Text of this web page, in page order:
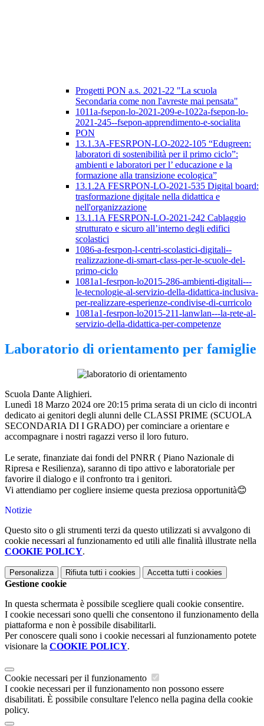
Progetti PON a.s. 2021-22 "La scuola
Secondaria come non l'avreste mai pensata"
1011a-fsepon-lo-2021-209-e-1022a-fsepon-lo-
2021-245--fsepon-apprendimento-e-socialita
PON
13.1.3A-FESRPON-LO-2022-105 “Edugreen:
laboratori di sostenibilità per il primo ciclo”:
ambienti e laboratori per l’ educazione e la
formazione alla transizione ecologica”
13.1.2A FESRPON-LO-2021-535 Digital board:
trasformazione digitale nella didattica e
nell'organizzazione
13.1.1A FESRPON-LO-2021-242 Cablaggio
strutturato e sicuro all’interno degli edifici
scolastici
1086-a-fesrpon-l-centri-scolastici-digitali--
realizzazione-di-smart-class-per-le-scuole-del-
primo-ciclo
1081a1-fesrpon-lo2015-286-ambienti-digitali---
le-tecnologie-al-servizio-della-didattica-inclusiva-
per-realizzare-esperienze-condivise-di-curricolo
1081a1-fesrpon-lo2015-211-lanwlan---la-rete-al-
servizio-della-didattica-per-competenze
Laboratorio di orientamento per famiglie
Scuola Dante Alighieri.
Lunedì 18 Marzo 2024 ore 20:15 prima serata di un ciclo di incontri
dedicato ai genitori degli alunni delle CLASSI PRIME (SCUOLA
SECONDARIA DI I GRADO) per cominciare a orientare e
accompagnare i nostri ragazzi verso il loro futuro.
Le serate, finanziate dai fondi del PNRR ( Piano Nazionale di
Ripresa e Resilienza), saranno di tipo attivo e laboratoriale per
favorire il dialogo e il confronto tra i genitori.
Vi attendiamo per cogliere insieme questa preziosa opportunità😊
Notizie
Questo sito o gli strumenti terzi da questo utilizzati si avvalgono di
cookie necessari al funzionamento ed utili alle finalità illustrate nella
COOKIE POLICY.
Personalizza Rifiuta tutti i cookies Accetta tutti i cookies
Gestione cookie
In questa schermata è possibile scegliere quali cookie consentire.
I cookie necessari sono quelli che consentono il funzionamento della
piattaforma e non è possibile disabilitarli.
Per conoscere quali sono i cookie necessari al funzionamento potete
visionare la COOKIE POLICY.
Cookie necessari per il funzionamento
I cookie necessari per il funzionamento non possono essere
disabilitati. È possibile consultare l'elenco nella pagina della cookie
policy.